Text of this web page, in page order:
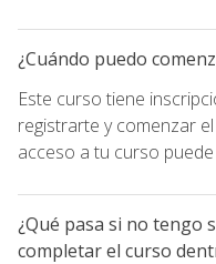
¿Cuándo puedo
Este curso tiene
registrarte y comenzar
acceso a tu curso
¿Qué pasa si no tengo
completar el curso